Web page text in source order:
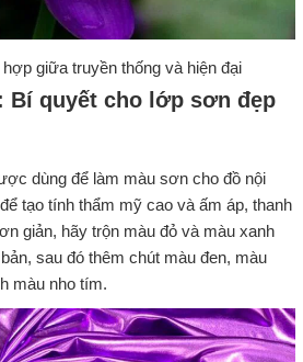
giữa truyền thống và hiện đại
Bí quyết cho lớp sơn đẹp
dùng để làm màu sơn cho đồ nội
tạo tính thẩm mỹ cao và ấm áp, thanh
giản, hãy trộn màu đỏ và màu xanh
sau đó thêm chút màu đen, màu
màu nho tím.